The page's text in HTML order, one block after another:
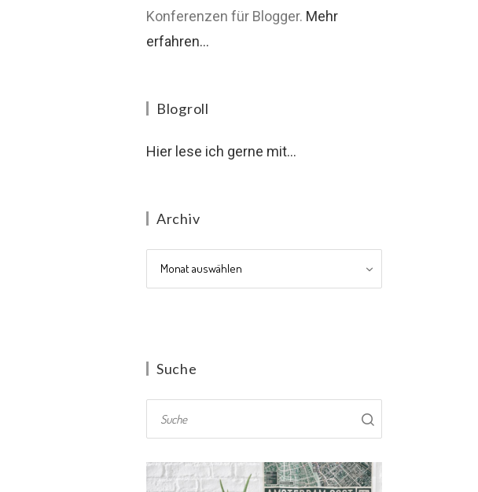
Konferenzen für Blogger. Mehr
erfahren...
Blogroll
Hier lese ich gerne mit...
Archiv
Archiv
Suche